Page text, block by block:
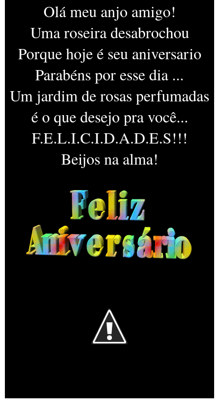
Olá meu anjo amigo!
Uma roseira desabrochou
Porque hoje é seu aniversario
Parabéns por esse dia ...
Um jardim de rosas perfumadas
é o que desejo pra você...
F.E.L.I.C.I.D.A.D.E.S!!!
Beijos na alma!